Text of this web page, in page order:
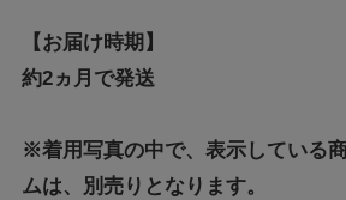
【お届け時期】
約2ヵ月で発送
※着用写真の中で、表示している
ムは、別売りとなります。